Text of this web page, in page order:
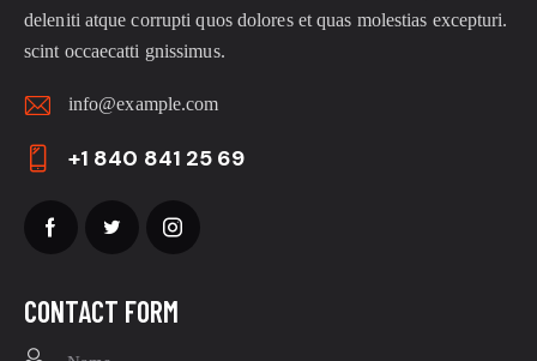
deleniti atque corrupti quos dolores et quas molestias excepturi.
scint occaecatti gnissimus.
E-
ma
info@example.com
on
+1 840 841 25 69
CONTACT FORM